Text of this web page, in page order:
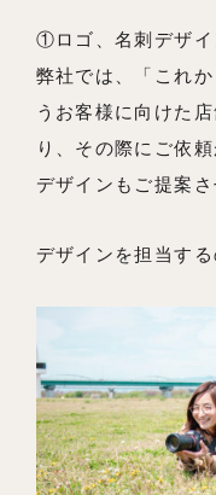
①ロゴ、名刺デザイ
弊社では、「これ
うお客様に向けた
り、その際にご依
デザインもご提案
デザインを担当す